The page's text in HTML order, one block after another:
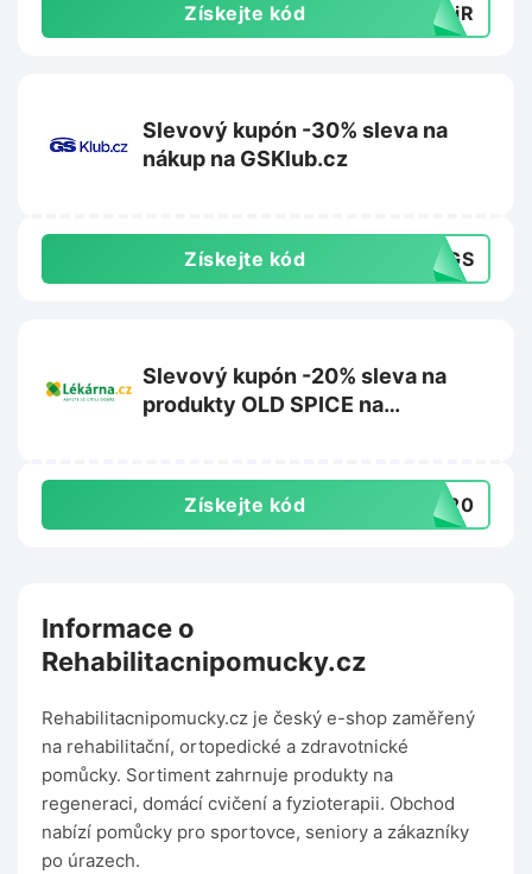
Získejte kód yyiR
Slevový kupón -30% sleva na
nákup na GSKlub.cz
Získejte kód 30GS
Slevový kupón -20% sleva na
produkty OLD SPICE na
Získejte kód DS20
Informace o
Rehabilitacnipomucky.cz
Rehabilitacnipomucky.cz je český e-shop zaměřený
na rehabilitační, ortopedické a zdravotnické
pomůcky. Sortiment zahrnuje produkty na
regeneraci, domácí cvičení a fyzioterapii. Obchod
nabízí pomůcky pro sportovce, seniory a zákazníky
po úrazech.